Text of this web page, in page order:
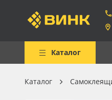
Каталог
Весь каталог
Каталог